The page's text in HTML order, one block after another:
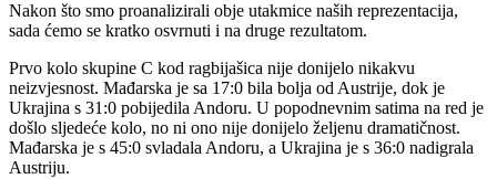
Nakon što smo proanalizirali obje utakmice naših reprezentacija,
sada ćemo se kratko osvrnuti i na druge rezultatom.
Prvo kolo skupine C kod ragbijašica nije donijelo nikakvu
neizvjesnost. Mađarska je sa 17:0 bila bolja od Austrije, dok je
Ukrajina s 31:0 pobijedila Andoru. U popodnevnim satima na red je
došlo sljedeće kolo, no ni ono nije donijelo željenu dramatičnost.
Mađarska je s 45:0 svladala Andoru, a Ukrajina je s 36:0 nadigrala
Austriju.